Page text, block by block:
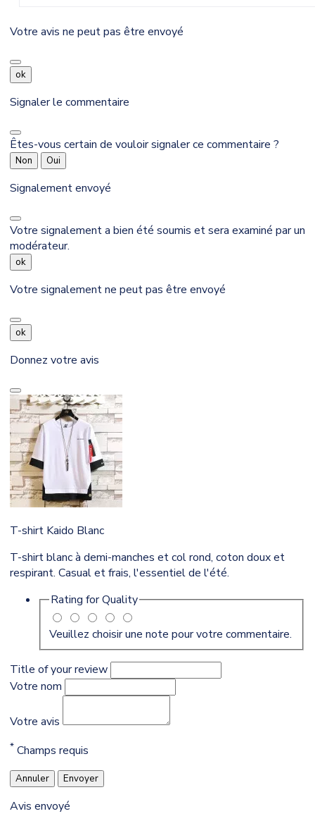
Votre avis ne peut pas être envoyé
ok
Signaler le commentaire
Êtes-vous certain de vouloir signaler ce commentaire ?
Non Oui
Signalement envoyé
Votre signalement a bien été soumis et sera examiné par un
modérateur.
ok
Votre signalement ne peut pas être envoyé
ok
Donnez votre avis
T-shirt Kaido Blanc
T-shirt blanc à demi-manches et col rond, coton doux et
respirant. Casual et frais, l'essentiel de l'été.
Rating forQuality
Veuillez choisir une note pour votre commentaire.
Title of your review
Votre nom
Votre avis
* Champs requis
Annuler Envoyer
Avis envoyé